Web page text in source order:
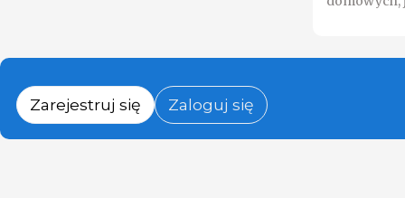
Zarejestruj się Zaloguj się